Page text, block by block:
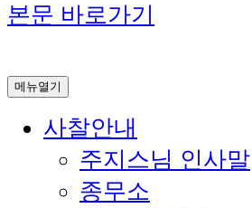
본문 바로가기
메뉴열기
사찰안내
주지스님 인사말
종무소